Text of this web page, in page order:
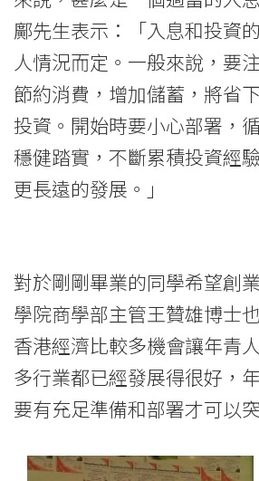
國
際
學
院
香
港
浸
會
大
學
鄺先生表示：「入息和投資
人情況而定。一般來說，要
節約消費，增加儲蓄，將省
投資。開始時要小心部署，
穩健踏實，不斷累積投資經
更長遠的發展。」
對於剛剛畢業的同學希望創
學院商學部主管王贊雄博士
香港經濟比較多機會讓年青
多行業都已經發展得很好，
要有充足準備和部署才可以突